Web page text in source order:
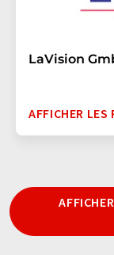
LaVision
AFFICHER LES